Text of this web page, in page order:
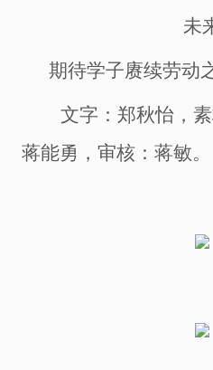
未
期待学子赓续劳动
文字：郑秋怡，
蒋能勇，审核：蒋敏。